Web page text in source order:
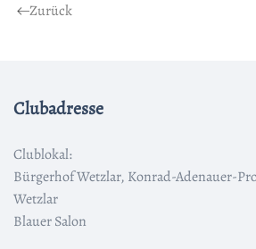
Zurück
Clubadresse
Clublokal:
Bürgerhof Wetzlar, Konrad-Adenauer-
Wetzlar
Blauer Salon